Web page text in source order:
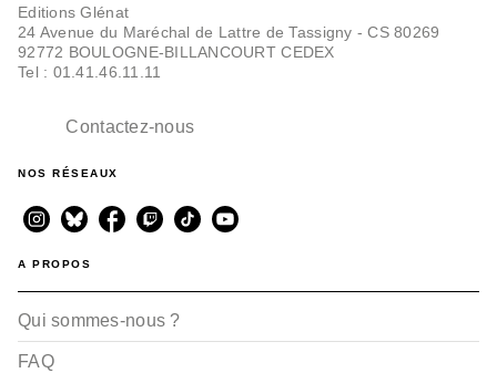
Editions Glénat
24 Avenue du Maréchal de Lattre de Tassigny - CS 80269
92772 BOULOGNE-BILLANCOURT CEDEX
Tel : 01.41.46.11.11
Contactez-nous
NOS RÉSEAUX
A PROPOS
Qui sommes-nous ?
FAQ